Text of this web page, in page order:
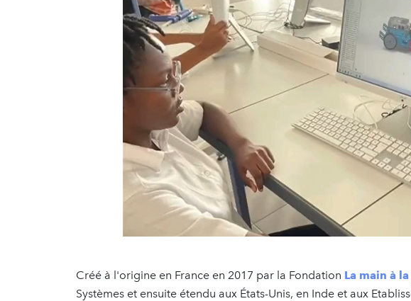
Créé à l'origine en France en 2017 par la Fondation La main à
Systèmes et ensuite étendu aux États-Unis, en Inde et aux